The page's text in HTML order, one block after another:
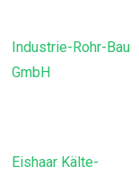
Industrie-Rohr-Bau
GmbH
Eishaar Kälte-